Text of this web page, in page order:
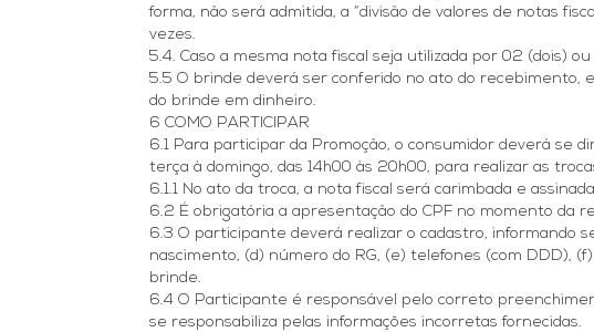
forma, não será admitida, a “divisão de valores de notas
vezes.
5.4. Caso a mesma nota fiscal seja utilizada por 02 (dois)
5.5 O brinde deverá ser conferido no ato do recebimento,
do brinde em dinheiro.
6 COMO PARTICIPAR
6.1 Para participar da Promoção, o consumidor deverá se
terça à domingo, das 14h00 às 20h00, para realizar as
6.1.1 No ato da troca, a nota fiscal será carimbada e
6.2 É obrigatória a apresentação do CPF no momento da
6.3 O participante deverá realizar o cadastro, informando
nascimento, (d) número do RG, (e) telefones (com DDD),
brinde.
6.4 O Participante é responsável pelo correto
se responsabiliza pelas informações incorretas fornecidas.